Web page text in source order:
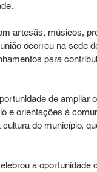
artesãs, músicos,
ocorreu na sede
para
de ampliar
e orientações à
do município,
a oportunidade